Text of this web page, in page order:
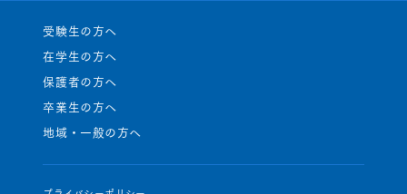
受験生の方へ
在学生の方へ
保護者の方へ
卒業生の方へ
地域・一般の方へ